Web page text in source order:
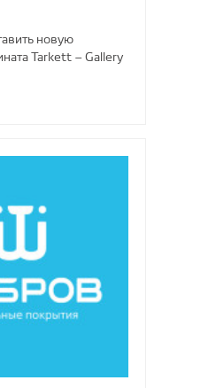
новую
Tarkett – Gallery